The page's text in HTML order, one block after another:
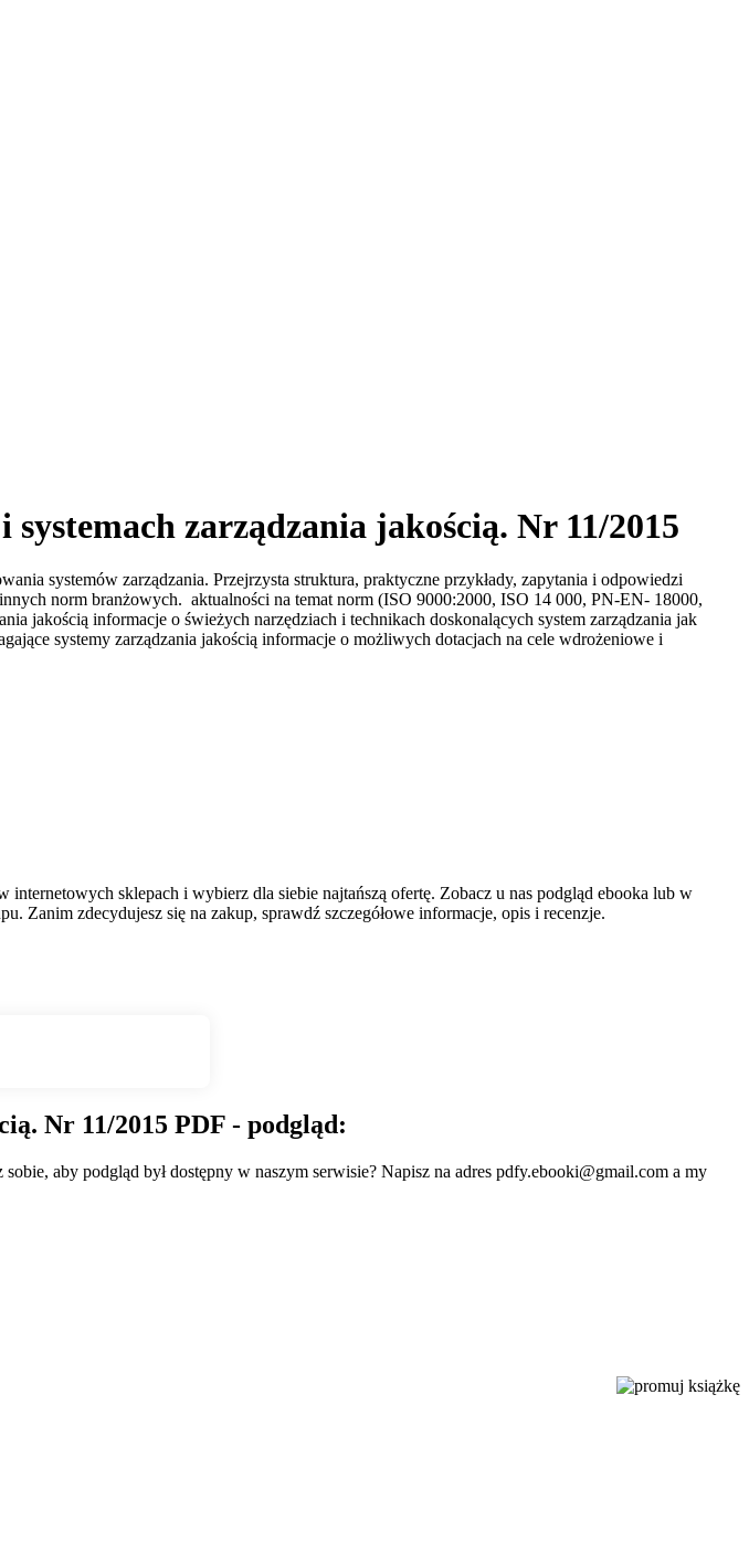
zarządzania jakością. Nr 11/2015
systemów zarządzania. Przejrzysta struktura, praktyczne przykłady, zapytania i odpowiedzi
norm branżowych. aktualności na temat norm (ISO 9000:2000, ISO 14 000, PN-EN- 18000,
jakością informacje o świeżych narzędziach i technikach doskonalących system zarządzania jak
systemy zarządzania jakością informacje o możliwych dotacjach na cele wdrożeniowe i
sklepach i wybierz dla siebie najtańszą ofertę. Zobacz u nas podgląd ebooka lub w
Zanim zdecydujesz się na zakup, sprawdź szczegółowe informacje, opis i recenzje.
Nr 11/2015 PDF - podgląd:
aby podgląd był dostępny w naszym serwisie? Napisz na adres pdfy.ebooki@gmail.com a my